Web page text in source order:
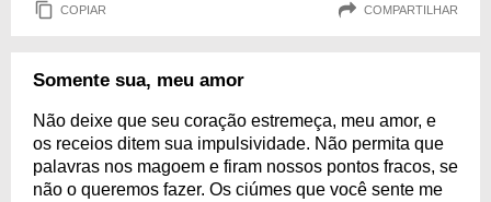
COPIAR COMPARTILHAR
Somente sua, meu amor
Não deixe que seu coração estremeça, meu amor, e
os receios ditem sua impulsividade. Não permita que
palavras nos magoem e firam nossos pontos fracos, se
não o queremos fazer. Os ciúmes que você sente me